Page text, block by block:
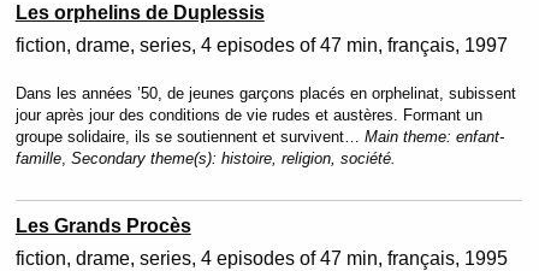
Les orphelins de Duplessis
fiction drame series 4 episodes of 47 min français 1997
Dans les années ’50, de jeunes garçons placés en orphelinat, subissent
jour après jour des conditions de vie rudes et austères. Formant un
groupe solidaire, ils se soutiennent et survivent… Main theme: enfant-
famille, Secondary theme(s): histoire, religion, société.
Les Grands Procès
fiction drame series 4 episodes of 47 min français 1995